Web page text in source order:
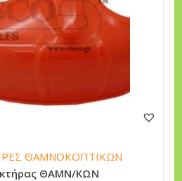
ΘΑΜΝΟΚΟΠΤΙΚΩΝ
ΘΑΜΝ/ΚΩΝ